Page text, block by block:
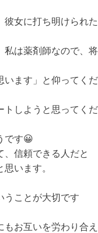
彼女に打ち明けられた
私は薬剤師なので、将
います」と仰ってくだ
トしようと思ってくだ
です😀
、信頼できる人だと
います。
うことが大切です
お互いを労わり合え